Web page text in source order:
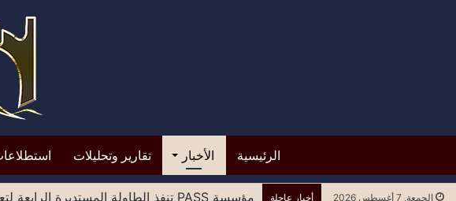
الرئيسية الأخبار تقارير وتحليلات
الجمعة, 7 أغسطس 2026 أخبار عاجلة مؤسسة PASS تنفذ الطاولة المستديرة الرابعة لتعزيز المشاركة العادلة للنساء في مسارات السلام وصنع القرار